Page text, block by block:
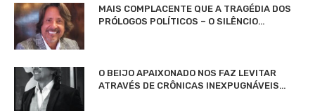
MAIS COMPLACENTE QUE A TRAGÉDIA DOS
PRÓLOGOS POLÍTICOS – O SILÊNCIO…
O BEIJO APAIXONADO NOS FAZ LEVITAR
ATRAVÉS DE CRÔNICAS INEXPUGNÁVEIS…